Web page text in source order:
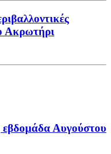
Ακρωτήρι
Αυγούστου